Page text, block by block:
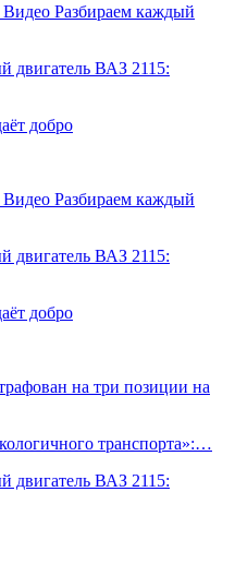
Видео Разбираем каждый
двигатель ВАЗ 2115:
добро
Видео Разбираем каждый
двигатель ВАЗ 2115:
добро
на три позиции на
транспорта»:…
двигатель ВАЗ 2115: